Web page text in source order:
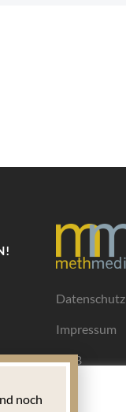
Datenschutz
Impressum
AGB
noch